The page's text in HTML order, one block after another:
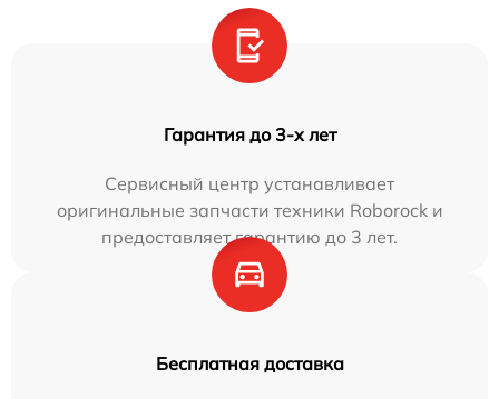
Гарантия до 3-х лет
Сервисный центр устанавливает
оригинальные запчасти техники Roborock и
предоставляет гарантию до 3 лет.
Бесплатная доставка